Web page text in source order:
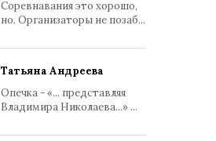
Соревнавания это хорошо,
но. Организаторы не позаб...
Татьяна Андреева
Опечка - «... представляя
Владимира Николаева...» ...